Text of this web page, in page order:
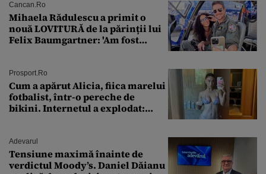
Cancan.ro
Mihaela Rădulescu a primit o
nouă LOVITURĂ de la părinții lui
Felix Baumgartner: 'Am fost
Prosport.ro
Cum a apărut Alicia, fiica marelui
fotbalist, într-o pereche de
bikini. Internetul a explodat:
Adevarul
Tensiune maximă înainte de
verdictul Moody’s. Daniel Dăianu